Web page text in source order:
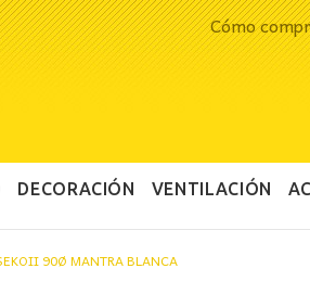
Cómo
DECORACIÓN VENTILACIÓN
90Ø MANTRA BLANCA